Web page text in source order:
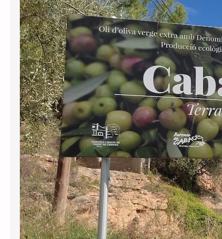
El Tribunal d’Instància de Tarragona
ha notificat avui la sentència respecte
al recurs interposat per Junts contra
la negativa de l’Ajuntament de
Cabassers a oficialitzar el topònim
català del municipi després d’haver
anunciat el 2024 que ho faria per
complir la Llei e Política Lingüística. En
la resolució, el tribunal ha decidit
inadmetre la demanda…